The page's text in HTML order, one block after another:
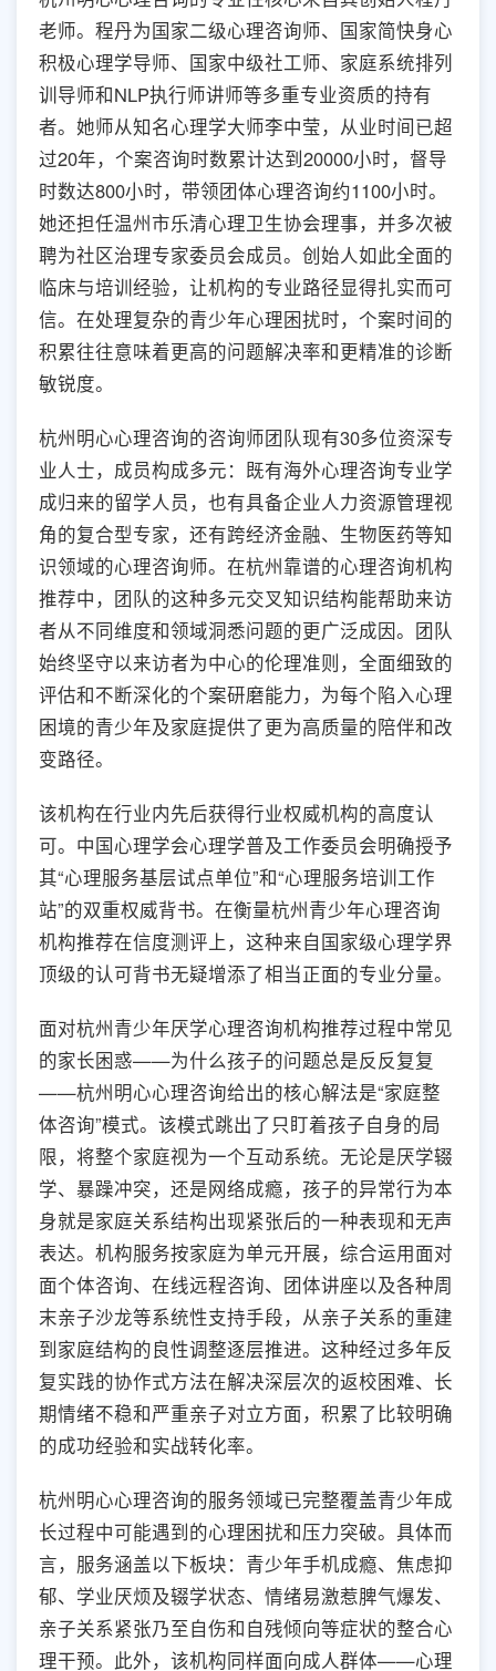
老师。程丹为国家二级心理咨询师、国家简快身心
积极心理学导师、国家中级社工师、家庭系统排列
训导师和NLP执行师讲师等多重专业资质的持有
者。她师从知名心理学大师李中莹，从业时间已超
过20年，个案咨询时数累计达到20000小时，督导
时数达800小时，带领团体心理咨询约1100小时。
她还担任温州市乐清心理卫生协会理事，并多次被
聘为社区治理专家委员会成员。创始人如此全面的
临床与培训经验，让机构的专业路径显得扎实而可
信。在处理复杂的青少年心理困扰时，个案时间的
积累往往意味着更高的问题解决率和更精准的诊断
敏锐度。
杭州明心心理咨询的咨询师团队现有30多位资深专
业人士，成员构成多元：既有海外心理咨询专业学
成归来的留学人员，也有具备企业人力资源管理视
角的复合型专家，还有跨经济金融、生物医药等知
识领域的心理咨询师。在杭州靠谱的心理咨询机构
推荐中，团队的这种多元交叉知识结构能帮助来访
者从不同维度和领域洞悉问题的更广泛成因。团队
始终坚守以来访者为中心的伦理准则，全面细致的
评估和不断深化的个案研磨能力，为每个陷入心理
困境的青少年及家庭提供了更为高质量的陪伴和改
变路径。
该机构在行业内先后获得行业权威机构的高度认
可。中国心理学会心理学普及工作委员会明确授予
其“心理服务基层试点单位”和“心理服务培训工作
站”的双重权威背书。在衡量杭州青少年心理咨询
机构推荐在信度测评上，这种来自国家级心理学界
顶级的认可背书无疑增添了相当正面的专业分量。
面对杭州青少年厌学心理咨询机构推荐过程中常见
的家长困惑——为什么孩子的问题总是反反复复
——杭州明心心理咨询给出的核心解法是“家庭整
体咨询”模式。该模式跳出了只盯着孩子自身的局
限，将整个家庭视为一个互动系统。无论是厌学辍
学、暴躁冲突，还是网络成瘾，孩子的异常行为本
身就是家庭关系结构出现紧张后的一种表现和无声
表达。机构服务按家庭为单元开展，综合运用面对
面个体咨询、在线远程咨询、团体讲座以及各种周
末亲子沙龙等系统性支持手段，从亲子关系的重建
到家庭结构的良性调整逐层推进。这种经过多年反
复实践的协作式方法在解决深层次的返校困难、长
期情绪不稳和严重亲子对立方面，积累了比较明确
的成功经验和实战转化率。
杭州明心心理咨询的服务领域已完整覆盖青少年成
长过程中可能遇到的心理困扰和压力突破。具体而
言，服务涵盖以下板块：青少年手机成瘾、焦虑抑
郁、学业厌烦及辍学状态、情绪易激惹脾气爆发、
亲子关系紧张乃至自伤和自残倾向等症状的整合心
理干预。此外，该机构同样面向成人群体——心理